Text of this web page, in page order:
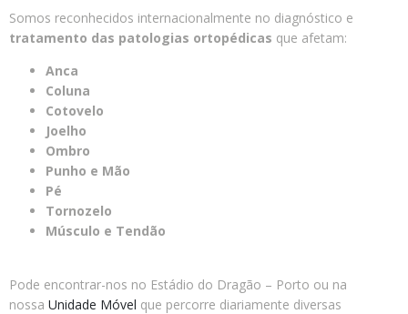
Somos reconhecidos internacionalmente no diagnóstico e
tratamento das patologias ortopédicas que afetam:
Anca
Coluna
Cotovelo
Joelho
Ombro
Punho e Mão
Pé
Tornozelo
Músculo e Tendão
Pode encontrar-nos no Estádio do Dragão – Porto ou na
nossa Unidade Móvel que percorre diariamente diversas